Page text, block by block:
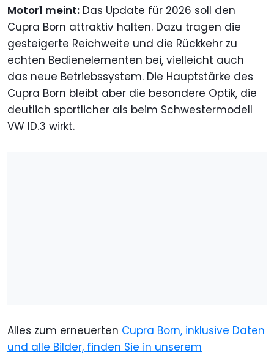
Motor1 meint: Das Update für 2026 soll den
Cupra Born attraktiv halten. Dazu tragen die
gesteigerte Reichweite und die Rückkehr zu
echten Bedienelementen bei, vielleicht auch
das neue Betriebssystem. Die Hauptstärke des
Cupra Born bleibt aber die besondere Optik, die
deutlich sportlicher als beim Schwestermodell
VW ID.3 wirkt.
Alles zum erneuerten Cupra Born, inklusive Daten
und alle Bilder, finden Sie in unserem